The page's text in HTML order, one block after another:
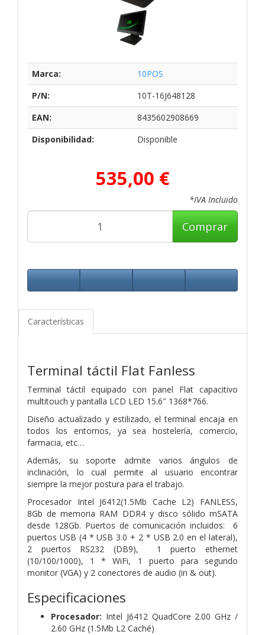
Marca:
10POS
P/N:
10T-16J648128
EAN:
8435602908669
Disponibilidad:
Disponible
535,00 €
*IVA Incluido
Comprar
Características
Terminal táctil Flat Fanless
Terminal táctil equipado con panel Flat capacitivo
multitouch y pantalla LCD LED 15.6″ 1368*766.
Diseño actualizado y estilizado, el terminal encaja en
todos los entornos, ya sea hostelería, comercio,
farmacia, etc…
Además, su soporte admite varios ángulos de
inclinación, lo cual permite al usuario encontrar
siempre la mejor postura para el trabajo.
Procesador Intel J6412(1.5Mb Cache L2) FANLESS,
8Gb de memoria RAM DDR4 y disco sólido mSATA
desde 128Gb. Puertos de comunicación incluidos: 6
puertos USB (4 * USB 3.0 + 2 * USB 2.0 en el lateral),
2 puertos RS232 (DB9), 1 puerto ethernet
(10/100/1000), 1 * WiFi, 1 puerto para segundo
monitor (VGA) y 2 conectores de audio (in & out).
Especificaciones
Procesador: Intel J6412 QuadCore 2.00 GHz /
2.60 GHz (1.5Mb L2 Caché)